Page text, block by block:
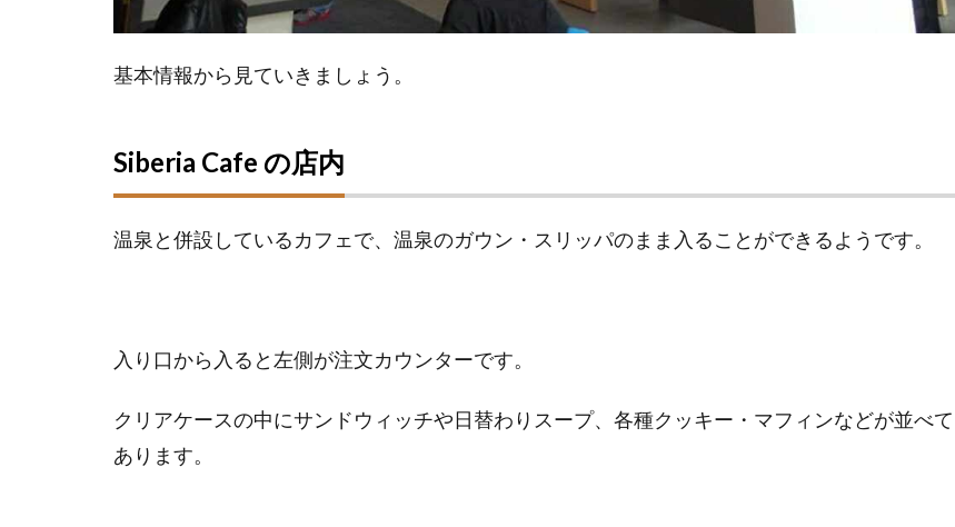
基本情報から見ていきましょう。
Siberia Cafe の店内
温泉と併設しているカフェで、温泉のガウン・スリッパのまま入ることができるようです。
入り口から入ると左側が注文カウンターです。
クリアケースの中にサンドウィッチや日替わりスープ、各種クッキー・マフィンなどが並べて
あります。